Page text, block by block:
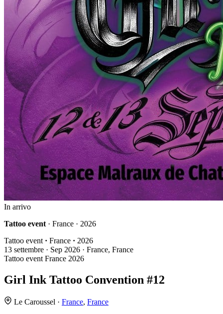
In arrivo
Tattoo event · France · 2026
Tattoo event · France · 2026
13 settembre · Sep 2026 · France, France
Tattoo event France 2026
Girl Ink Tattoo Convention #12
Le Caroussel · France, France